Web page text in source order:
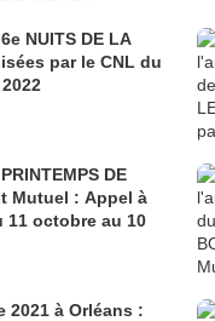
NUITS DE LA
par le CNL du
DE
Mutuel : Appel à
2021 à Orléans :